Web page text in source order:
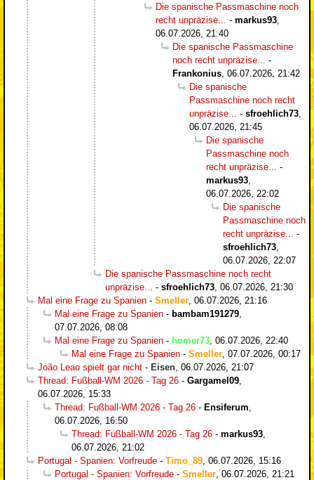
Die spanische Passmaschine noch
recht unpräzise...
- markus93
06.07.2026, 21:40
Die spanische Passmaschine
noch recht unpräzise...
-
Frankonius 06.07.2026, 21:42
Die spanische
Passmaschine noch recht
unpräzise...
- sfroehlich73
06.07.2026, 21:45
Die spanische
Passmaschine noch
recht unpräzise...
-
markus93
06.07.2026, 22:02
Die spanische
Passmaschine noch
recht unpräzise...
-
sfroehlich73
06.07.2026, 22:07
Die spanische Passmaschine noch recht
unpräzise...
- sfroehlich73 06.07.2026, 21:30
Mal eine Frage zu Spanien - Smeller 06.07.2026, 21:16
Mal eine Frage zu Spanien - bambam191279
07.07.2026, 08:08
Mal eine Frage zu Spanien - homer73 06.07.2026, 22:40
Mal eine Frage zu Spanien - Smeller 07.07.2026, 00:17
João Leao spielt gar nicht - Eisen 06.07.2026, 21:07
Thread: Fußball-WM 2026 - Tag 26 - Gargamel09
06.07.2026, 15:33
Thread: Fußball-WM 2026 - Tag 26 - Ensiferum
06.07.2026, 16:50
Thread: Fußball-WM 2026 - Tag 26 - markus93
06.07.2026, 21:02
Portugal - Spanien: Vorfreude - Timo_89 06.07.2026, 15:16
Portugal - Spanien: Vorfreude - Smeller 06.07.2026, 21:21